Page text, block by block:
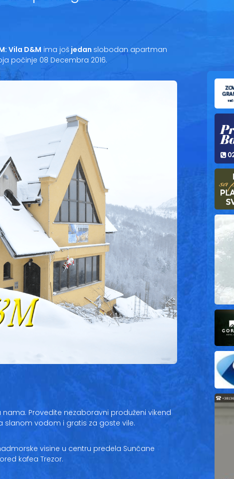
Vila D&M ima još jedan slobodan apartman
počinje 08 Decembra 2016.
Provedite nezaboravni produženi vikend
slanom vodom i gratis za goste vile.
visine u centru predela Sunčane
kafea Trezor.